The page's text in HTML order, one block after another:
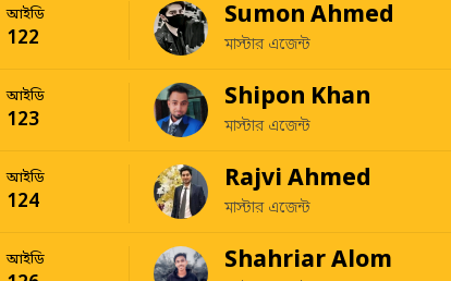
আইডি
122
Sumon Ahmed
মাস্টার এজেন্ট
আইডি
123
Shipon Khan
মাস্টার এজেন্ট
আইডি
124
Rajvi Ahmed
মাস্টার এজেন্ট
আইডি Shahriar Alom